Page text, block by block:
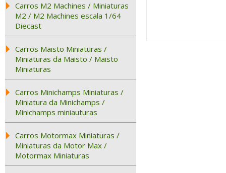
Carros M2 Machines / Miniaturas
M2 / M2 Machines escala 1/64
Diecast
Carros Maisto Miniaturas /
Miniaturas da Maisto / Maisto
Miniaturas
Carros Minichamps Miniaturas /
Miniatura da Minichamps /
Minichamps miniauturas
Carros Motormax Miniaturas /
Miniaturas da Motor Max /
Motormax Miniaturas